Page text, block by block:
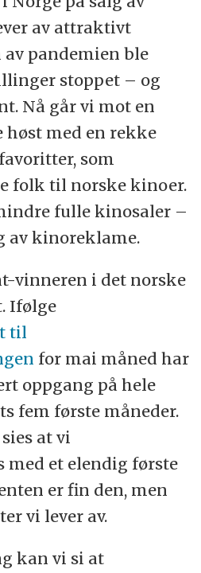
av attraktivt
pandemien ble
stoppet – og
Nå går vi mot en
med en rekke
som
folk til norske kinoer.
fulle kinosaler –
av kinoreklame.
vinneren i det norske
Ifølge
til
for mai måned har
oppgang på hele
fem første måneder.
at vi
med et elendig første
er fin den, men
vi lever av.
kan vi si at